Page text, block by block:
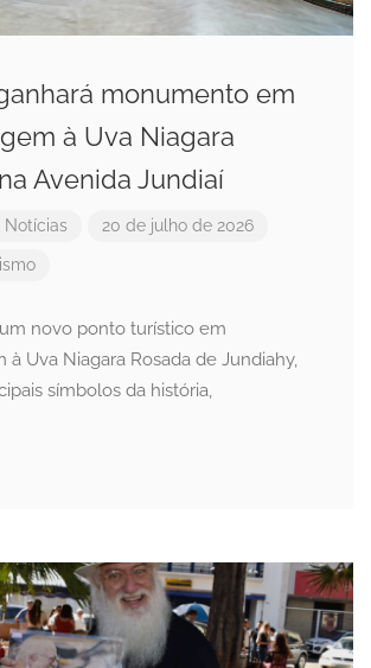
monumento em
à Uva Niagara
Avenida Jundiaí
Notícias 20 de julho de 2026
novo ponto turístico em
à Uva Niagara Rosada de Jundiahy,
símbolos da história,